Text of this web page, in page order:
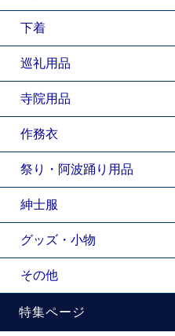
下着
巡礼用品
寺院用品
作務衣
祭り・阿波踊り用品
紳士服
グッズ・小物
その他
特集ページ